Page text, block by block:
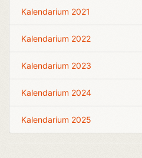
Kalendarium 2021
Kalendarium 2022
Kalendarium 2023
Kalendarium 2024
Kalendarium 2025